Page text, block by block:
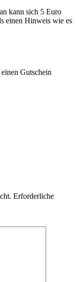
kann sich 5 Euro
einen Hinweis wie es
Gutschein
Erforderliche